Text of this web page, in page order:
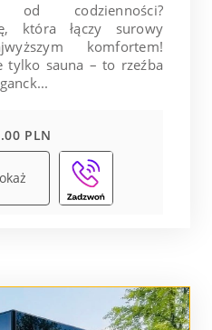
od codzienności?
która łączy surowy
komfortem!
tylko sauna – to rzeźba
PLN